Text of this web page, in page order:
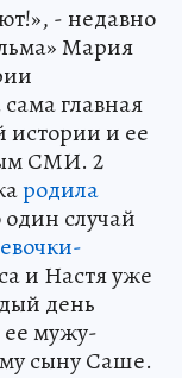
- недавно
Мария
главная
истории и ее
СМИ. 2
родила
один случай
и Настя уже
день
ее мужу-
сыну Саше.